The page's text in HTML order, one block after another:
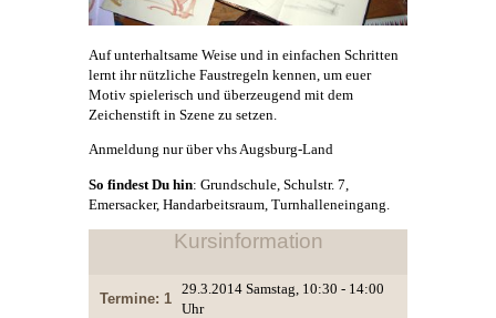
Auf unterhaltsame Weise und in einfachen Schritten
lernt ihr nützliche Faustregeln kennen, um euer
Motiv spielerisch und überzeugend mit dem
Zeichenstift in Szene zu setzen.
Anmeldung nur über vhs Augsburg-Land
So findest Du hin: Grundschule, Schulstr. 7,
Emersacker, Handarbeitsraum, Turnhalleneingang.
Kursinformation
Termine: 1
29.3.2014 Samstag, 10:30 - 14:00
Uhr